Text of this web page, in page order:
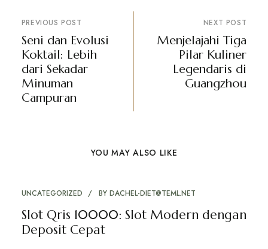
PREVIOUS POST
Seni dan Evolusi
Koktail: Lebih
dari Sekadar
Minuman
Campuran
NEXT POST
Menjelajahi Tiga
Pilar Kuliner
Legendaris di
Guangzhou
YOU MAY ALSO LIKE
UNCATEGORIZED BY DACHEL-DIET@TEML.NET
Slot Qris 10000: Slot Modern dengan
Deposit Cepat